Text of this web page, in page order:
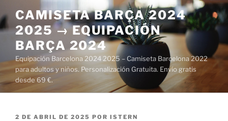
al
contenido
CAMISETA BARÇA 2024
2025 → EQUIPACIÓN
BARÇA 2024
Equipación Barcelona 2024 2025 – Camiseta Barcelona 2022
para adultos y niños. Personalización Gratuita. Envío gratis
desde 69 €.
PUBLICADO
2 DE ABRIL DE 2025 POR ISTERN